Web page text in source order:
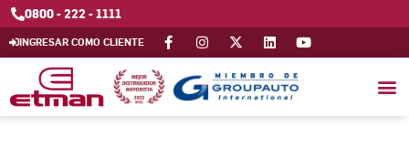
0800 - 222 - 1111
INGRESAR COMO CLIENTE